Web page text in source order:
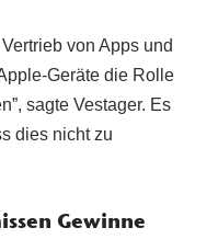
von Apps und
Geräte die Rolle
sagte Vestager. Es
dies nicht zu
Gewinne